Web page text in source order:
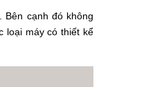
Bên cạnh đó không
loại máy có thiết kể